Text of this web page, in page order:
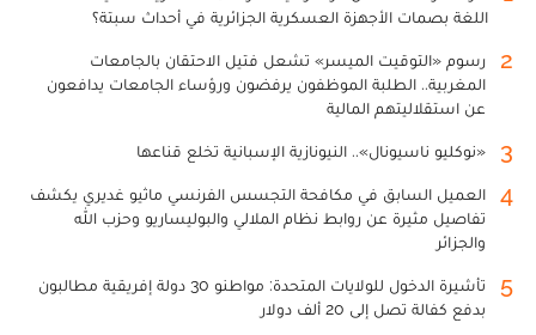
اللغة بصمات الأجهزة العسكرية الجزائرية في أحداث سبتة؟
2
رسوم «التوقيت الميسر» تشعل فتيل الاحتقان بالجامعات
المغربية.. الطلبة الموظفون يرفضون ورؤساء الجامعات يدافعون
عن استقلاليتهم المالية
3 «نوكليو ناسيونال».. النيونازية الإسبانية تخلع قناعها
4
العميل السابق في مكافحة التجسس الفرنسي ماثيو غديري يكشف
تفاصيل مثيرة عن روابط نظام الملالي والبوليساريو وحزب الله
والجزائر
5
تأشيرة الدخول للولايات المتحدة: مواطنو 30 دولة إفريقية مطالبون
بدفع كفالة تصل إلى 20 ألف دولار